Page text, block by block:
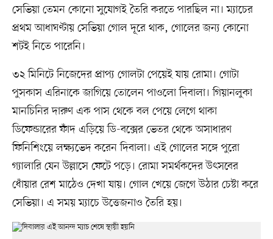
সেভিয়া তেমন কোনো সুযোগই তৈরি করতে পারছিল না। ম্যাচের
প্রথম আধাঘণ্টায় সেভিয়া গোল দূরে থাক, গোলের জন্য কোনো
শটই নিতে পারেনি।
৩২ মিনিটে নিজেদের প্রাপ্য গোলটা পেয়েই যায় রোমা। গোটা
পুসকাস এরিনাকে জাগিয়ে তোলেন পাওলো দিবালা। গিয়ানলুকা
মানচিনির দারুণ এক পাস থেকে বল পেয়ে লেগে থাকা
ডিফেন্ডারের ফাঁদ এড়িয়ে ডি-বক্সের ভেতর থেকে অসাধারণ
ফিনিশিংয়ে লক্ষ্যভেদ করেন দিবালা। এই গোলের সঙ্গে পুরো
গ্যালারি যেন উল্লাসে ফেটে পড়ে। রোমা সমর্থকদের উৎসবের
ধোঁয়ার রেশ মাঠেও দেখা যায়। গোল খেয়ে জেগে উঠার চেষ্টা করে
সেভিয়া। এ সময় ম্যাচে উত্তেজনাও তৈরি হয়।